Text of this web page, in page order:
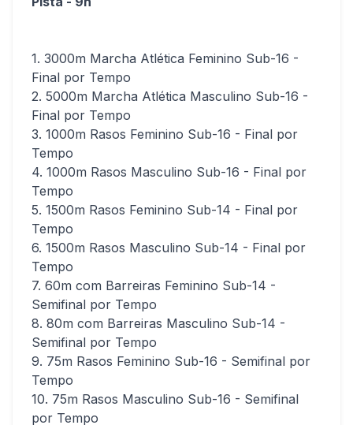
1. 3000m Marcha Atlética Feminino Sub-16 -
Final por Tempo
2. 5000m Marcha Atlética Masculino Sub-16 -
Final por Tempo
3. 1000m Rasos Feminino Sub-16 - Final por
Tempo
4. 1000m Rasos Masculino Sub-16 - Final por
Tempo
5. 1500m Rasos Feminino Sub-14 - Final por
Tempo
6. 1500m Rasos Masculino Sub-14 - Final por
Tempo
7. 60m com Barreiras Feminino Sub-14 -
Semifinal por Tempo
8. 80m com Barreiras Masculino Sub-14 -
Semifinal por Tempo
9. 75m Rasos Feminino Sub-16 - Semifinal por
Tempo
10. 75m Rasos Masculino Sub-16 - Semifinal
por Tempo